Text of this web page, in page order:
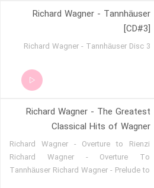
Richard Wagner - Tannhäuser
[CD#3]
Richard Wagner - Tannhäuser Disc 3
Richard Wagner - The Greatest
Classical Hits of Wagner
Richard Wagner - Overture to Rienzi
Richard Wagner - Overture To
Tannhäuser Richard Wagner - Prelude to